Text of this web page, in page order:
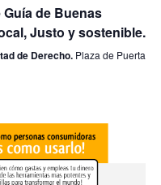
de Buenas
Justo y sostenible.
de Derecho. Plaza de Puerta